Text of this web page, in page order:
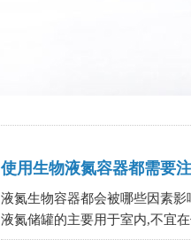
使用生物液氮容器都需要
液氮生物容器都会被哪些因素
液氮储罐的主要用于室内,不宜